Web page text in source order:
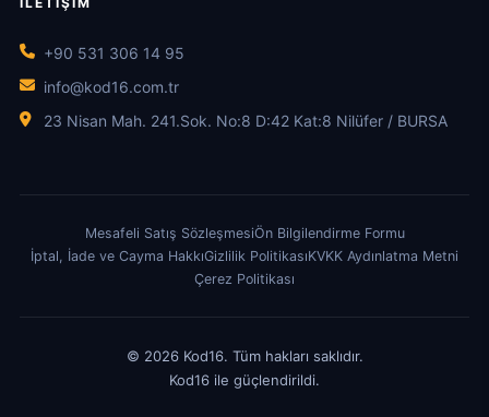
+90 531 306 14 95
info@kod16.com.tr
23 Nisan Mah. 241.Sok. No:8 D:42 Kat:8 Nilüfer / BURSA
Mesafeli Satış SözleşmesiÖn Bilgilendirme Formu
İptal, İade ve Cayma HakkıGizlilik PolitikasıKVKK Aydınlatma Metni
Çerez Politikası
© 2026 Kod16. Tüm hakları saklıdır.
Kod16 ile güçlendirildi.